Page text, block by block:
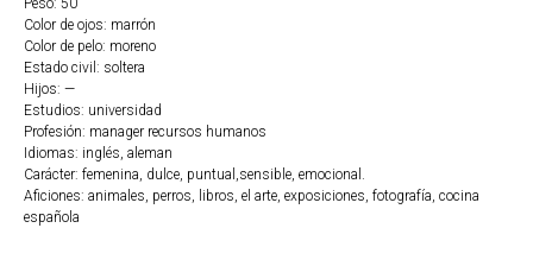
Peso: 50
Color de ojos: marrón
Color de pelo: moreno
Estado civil: soltera
Hijos: —
Estudios: universidad
Profesión: manager recursos humanos
Idiomas: inglés, aleman
Carácter: femenina, dulce, puntual,sensible, emocional.
Aficiones: animales, perros, libros, el arte, exposiciones, fotografía, cocina
española